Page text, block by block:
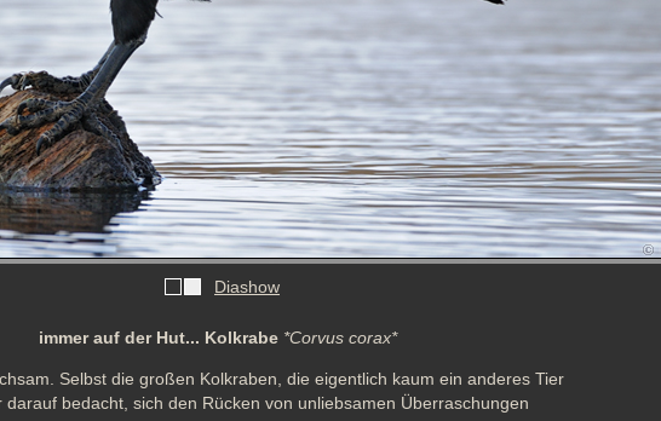
Diashow
immer auf der Hut... Kolkrabe *Corvus corax*
Selbst die großen Kolkraben, die eigentlich kaum ein anderes Tier
bedacht, sich den Rücken von unliebsamen Überraschungen